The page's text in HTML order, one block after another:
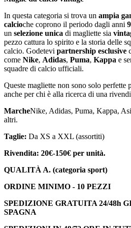
In questa categoria si trova un ampia
calcioche coprono il periodo dagli anni
un selezione unica di magliette sia
pezzo cattura lo spirito e la storia delle
calcio. Godetevi partnership esclusive
come Nike, Adidas, Puma, Kappa e
squadre di calcio ufficiali.
Queste magliette non sono solo perfette
anche per chi è alla ricerca di una
MarcheNike, Adidas, Puma, Kappa,
altri.
Taglie: Da XS a XXL (assortiti)
Rivendita: 20€-150€ per unità.
QUALITÀ A. (categoria sport)
ORDINE MINIMO - 10 PEZZI
SPEDIZIONE GRATUITA 24/48h
SPAGNA